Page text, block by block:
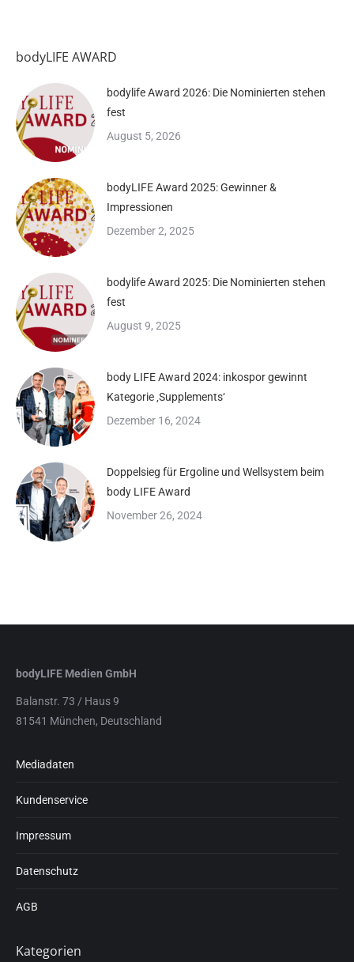
bodyLIFE AWARD
bodylife Award 2026: Die Nominierten stehen
fest
August 5, 2026
bodyLIFE Award 2025: Gewinner &
Impressionen
Dezember 2, 2025
bodylife Award 2025: Die Nominierten stehen
fest
August 9, 2025
body LIFE Award 2024: inkospor gewinnt
Kategorie ‚Supplements‘
Dezember 16, 2024
Doppelsieg für Ergoline und Wellsystem beim
body LIFE Award
November 26, 2024
bodyLIFE Medien GmbH
Balanstr. 73 / Haus 9
81541 München, Deutschland
Mediadaten
Kundenservice
Impressum
Datenschutz
AGB
Kategorien